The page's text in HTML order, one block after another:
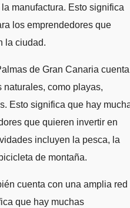
manufactura. Esto significa
los emprendedores que
la ciudad.
de Gran Canaria cuenta
como playas,
Esto significa que hay
que quieren invertir en
incluyen la pesca, la
de montaña.
cuenta con una amplia red
que hay muchas